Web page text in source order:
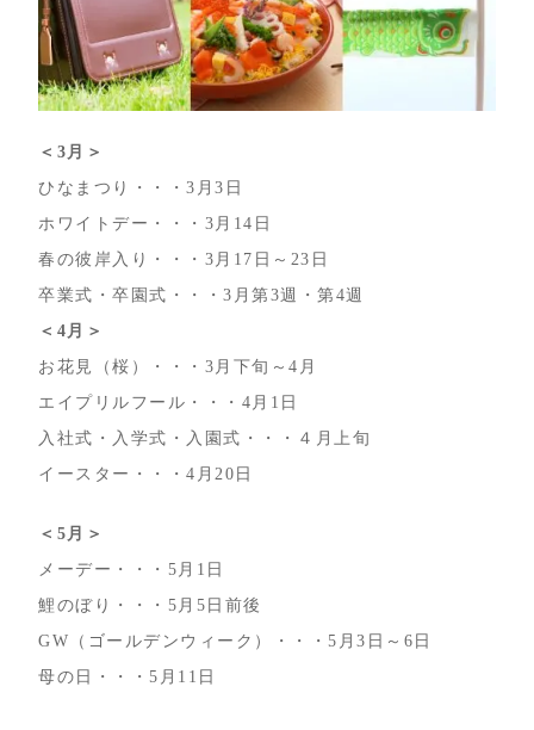
＜3月＞
ひなまつり・・・3月3日
ホワイトデー・・・3月14日
春の彼岸入り・・・3月17日～23日
卒業式・卒園式・・・3月第3週・第4週
＜4月＞
お花見（桜）・・・3月下旬～4月
エイプリルフール・・・4月1日
入社式・入学式・入園式・・・４月上旬
イースター・・・4月20日
＜5月＞
メーデー・・・5月1日
鯉のぼり・・・5月5日前後
GW（ゴールデンウィーク）・・・5月3日～6日
母の日・・・5月11日